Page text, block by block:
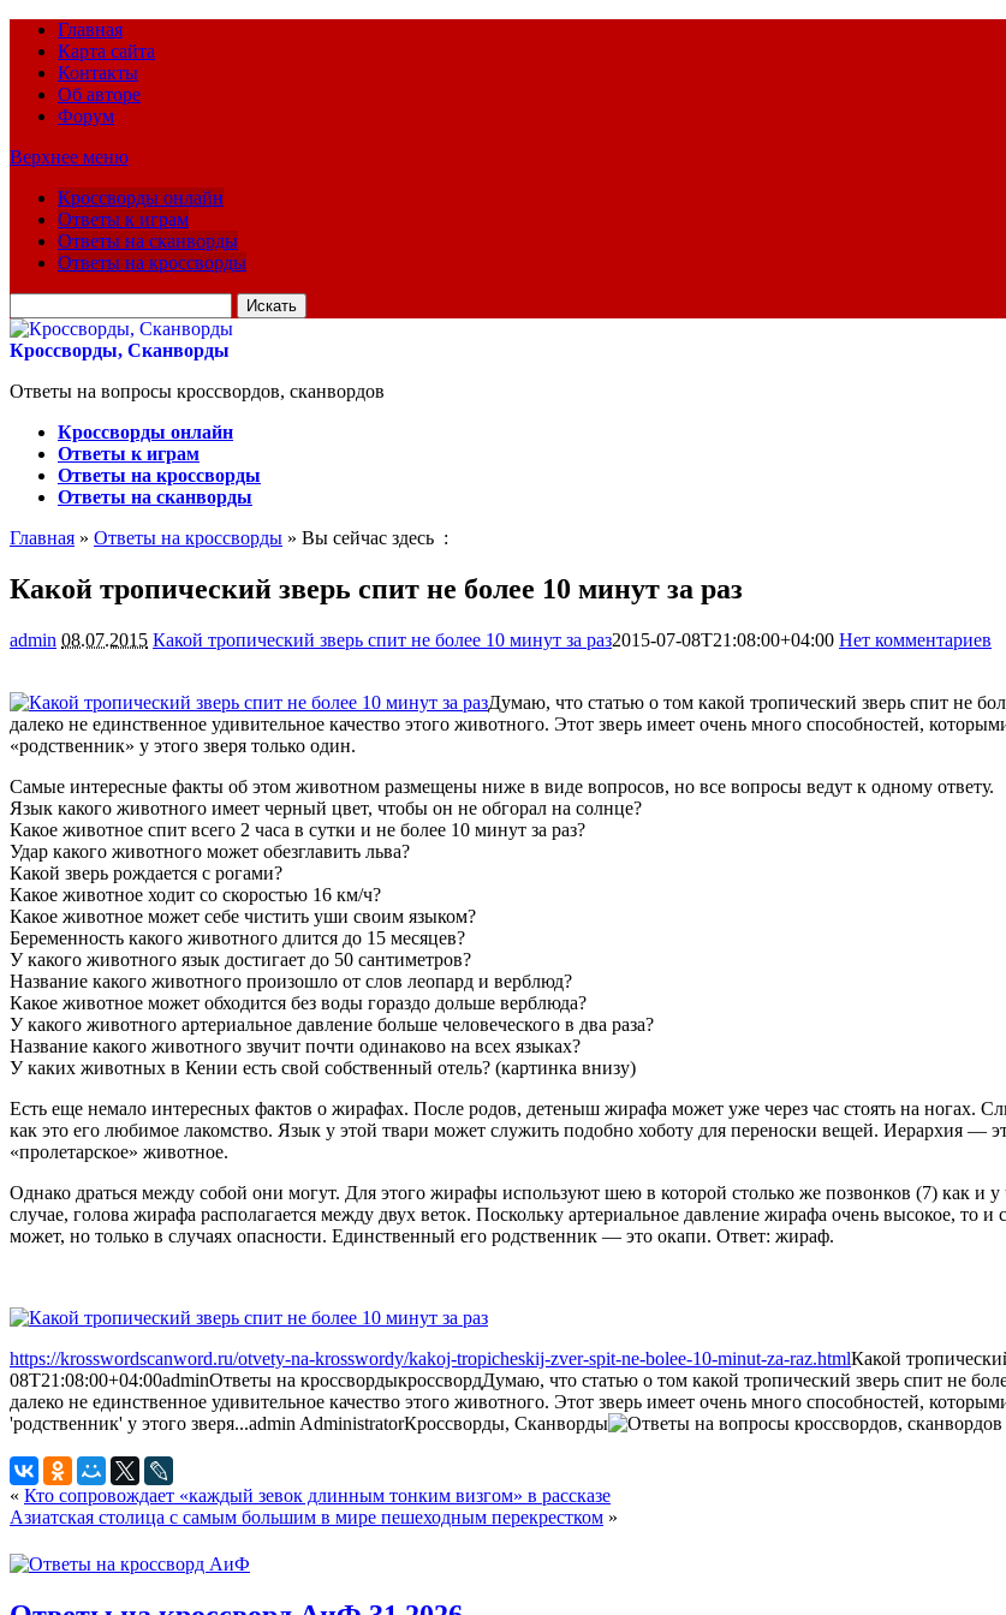
Главная
Карта сайта
Контакты
Об авторе
Форум
Верхнее меню
Кроссворды онлайн
Ответы к играм
Ответы на сканворды
Ответы на кроссворды
для:
Кроссворды, Сканворды
Ответы на вопросы кроссвордов, сканвордов
Кроссворды онлайн
Ответы к играм
Ответы на кроссворды
Ответы на сканворды
Главная » Ответы на кроссворды » Вы сейчас здесь :
Какой тропический зверь спит не более 10 минут за раз
admin 08.07.2015 Какой тропический зверь спит не более 10 минут за раз2015-07-08T21:08:00+04:00 Нет комментариев
Думаю, что статью о том какой тропический зверь спит не
далеко не единственное удивительное качество этого животного. Этот зверь имеет очень много способностей,
«родственник» у этого зверя только один.
Самые интересные факты об этом животном размещены ниже в виде вопросов, но все вопросы ведут к одному ответу.
Язык какого животного имеет черный цвет, чтобы он не обгорал на солнце?
Какое животное спит всего 2 часа в сутки и не более 10 минут за раз?
Удар какого животного может обезглавить льва?
Какой зверь рождается с рогами?
Какое животное ходит со скоростью 16 км/ч?
Какое животное может себе чистить уши своим языком?
Беременность какого животного длится до 15 месяцев?
У какого животного язык достигает до 50 сантиметров?
Название какого животного произошло от слов леопард и верблюд?
Какое животное может обходится без воды гораздо дольше верблюда?
У какого животного артериальное давление больше человеческого в два раза?
Название какого животного звучит почти одинаково на всех языках?
У каких животных в Кении есть свой собственный отель? (картинка внизу)
Есть еще немало интересных фактов о жирафах. После родов, детеныш жирафа может уже через час стоять на ногах.
как это его любимое лакомство. Язык у этой твари может служить подобно хоботу для переноски вещей. Иерархия —
«пролетарское» животное.
Однако драться между собой они могут. Для этого жирафы используют шею в которой столько же позвонков (7) как и
случае, голова жирафа располагается между двух веток. Поскольку артериальное давление жирафа очень высокое, то
может, но только в случаях опасности. Единственный его родственник — это окапи. Ответ: жираф.
https://krosswordscanword.ru/otvety-na-krosswordy/kakoj-tropicheskij-zver-spit-ne-bolee-10-minut-za-raz.htmlКакой
08T21:08:00+04:00adminОтветы на кроссвордыкроссвордДумаю, что статью о том какой тропический зверь спит не
далеко не единственное удивительное качество этого животного. Этот зверь имеет очень много способностей,
'родственник' у этого зверя...admin AdministratorКроссворды, Сканворды
« Кто сопровождает «каждый зевок длинным тонким визгом» в рассказе
Азиатская столица с самым большим в мире пешеходным перекрестком »